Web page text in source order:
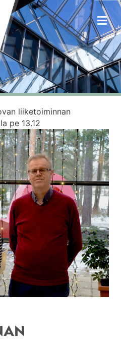
liiketoiminnan
pe 13.12